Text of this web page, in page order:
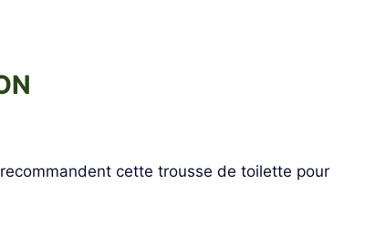
cette trousse de toilette pour